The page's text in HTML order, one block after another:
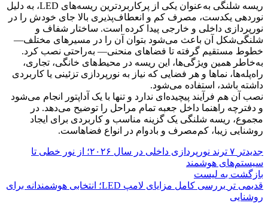
ریسه شلنگی به‌عنوان یکی از پرکاربردترین ریسه‌های LED، به دلیل
نوردهی یکدست، مصرف کم و انعطاف‌پذیری بالا جای خودش را در
نورپردازی داخلی و خارجی پیدا کرده است. ساختار شفاف و
شلنگی‌شکل آن باعث می‌شود بتوان آن را در مسیرهای مختلف—
خطوط مستقیم گرفته تا فضاهای منحنی— به‌راحتی نصب کرد.
به‌خاطر همین ویژگی‌ها، این ریسه در محیط‌های خانگی، تجاری،
راه‌پله‌ها، نماها و هر فضایی که نیاز به نورپردازی تزئینی یا کاربردی
داشته باشد، استفاده می‌شود.
نصب آن هم فرآیند پیچیده‌ای ندارد و تنها با یک آداپتور انجام می‌شود
و دفترچه راهنما داخل جعبه تمام مراحل را توضیح می‌دهد. در
مجموع، ریسه شلنگی یک گزینه مناسب و کاربردی برای ایجاد
روشنایی زیبا، کم‌مصرف و بادوام در انواع فضاهاست.
جدیدتر
۷ ترند نورپردازی داخلی در سال ۲۰۲۶؛ از نور خطی تا
سیستم‌های هوشمند
بازگشت به لیست
قدیمی تر
بررسی کامل مزایای لامپ LED؛ انتخابی هوشمندانه برای
روشنایی